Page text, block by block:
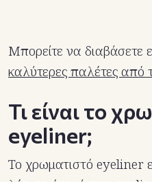
Μπορείτε να διαβάσετε
καλύτερες παλέτες από
Τι είναι το
eyeliner;
Το χρωματιστό eyeliner